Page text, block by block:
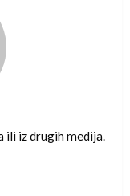
ili iz drugih medija.